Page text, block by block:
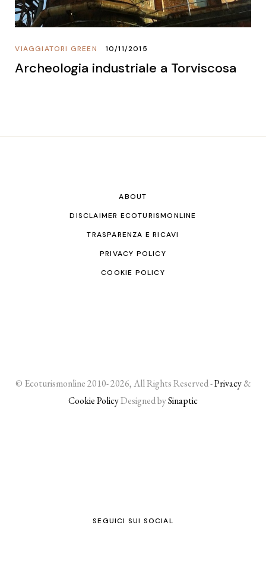
VIAGGIATORI GREEN 10/11/2015
Archeologia industriale a Torviscosa
ABOUT
DISCLAIMER ECOTURISMONLINE
TRASPARENZA E RICAVI
PRIVACY POLICY
COOKIE POLICY
© Ecoturismonline 2010- 2026, All Rights Reserved -Privacy&
Cookie PolicyDesigned bySinaptic
SEGUICI SUI SOCIAL